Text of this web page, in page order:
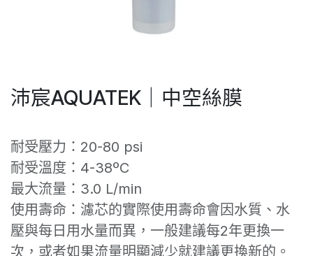
沛宸AQUATEK｜中空絲膜
耐受壓力：20-80 psi
耐受溫度：4-38ºC
最大流量：3.0 L/min
使用壽命：濾芯的實際使用壽命會因水質、水
壓與每日用水量而異，一般建議每2年更換一
次，或者如果流量明顯減少就建議更換新的。